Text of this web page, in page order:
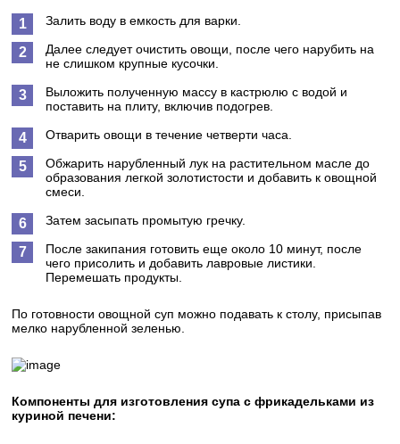
Залить воду в емкость для варки.
Далее следует очистить овощи, после чего нарубить на
не слишком крупные кусочки.
Выложить полученную массу в кастрюлю с водой и
поставить на плиту, включив подогрев.
Отварить овощи в течение четверти часа.
Обжарить нарубленный лук на растительном масле до
образования легкой золотистости и добавить к овощной
смеси.
Затем засыпать промытую гречку.
После закипания готовить еще около 10 минут, после
чего присолить и добавить лавровые листики.
Перемешать продукты.
По готовности овощной суп можно подавать к столу, присыпав
мелко нарубленной зеленью.
Компоненты для изготовления супа с фрикадельками из
куриной печени: